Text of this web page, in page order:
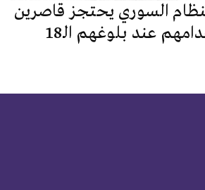
السوري يحتجز قاصرين
عند بلوغهم الـ18